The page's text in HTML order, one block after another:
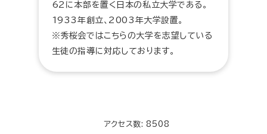
62に本部を置く日本の私立大学である。
1933年創立、2003年大学設置。
※秀桜会ではこちらの大学を志望している
生徒の指導に対応しております。
アクセス数: 8508